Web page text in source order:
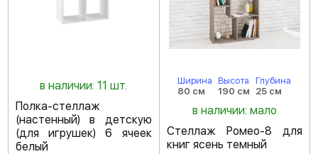
в наличии: 11 шт.
Полка-стеллаж
(настенный) в детскую
(для игрушек) 6 ячеек
белый
Ширина
80 см
Высота
190 см
Глубина
25 см
в наличии: мало
Стеллаж Ромео-8 для
книг ясень темный